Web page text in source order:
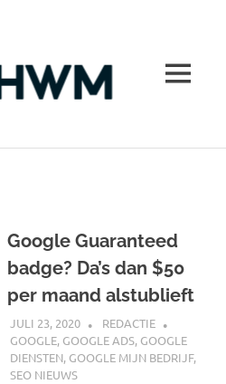
MENU
Google Guaranteed
badge? Da’s dan $50
per maand alstublieft
JULI 23, 2020
REDACTIE
GOOGLE, GOOGLE ADS, GOOGLE
DIENSTEN, GOOGLE MIJN BEDRIJF,
SEO NIEUWS